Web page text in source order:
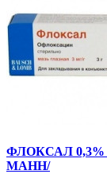
ФЛОКСАЛ 0,3%
МАНН/